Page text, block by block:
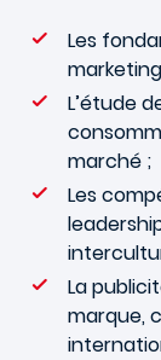
Les
L’étude
marché ;
Les
La
marque,